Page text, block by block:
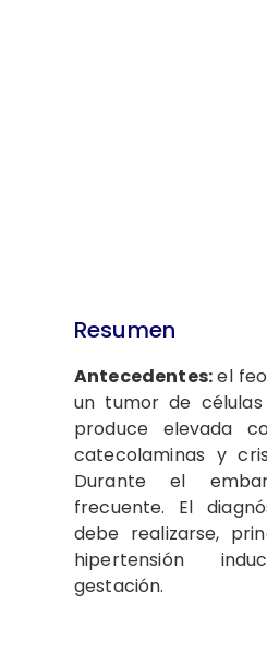
Resumen
Antecedentes:el
un tumor de
produce elevada
catecolaminas y
Durante el
frecuente. El
debe realizarse,
hipertensión
gestación.